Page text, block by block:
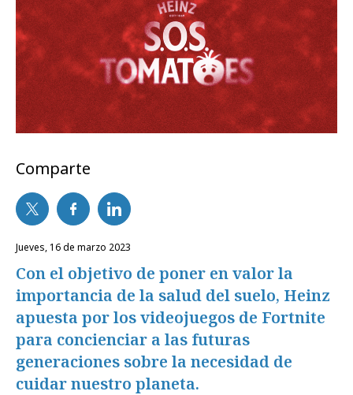
Comparte
jueves, 16 de marzo 2023
Con el objetivo de poner en valor la
importancia de la salud del suelo, Heinz
apuesta por los videojuegos de Fortnite
para concienciar a las futuras
generaciones sobre la necesidad de
cuidar nuestro planeta.